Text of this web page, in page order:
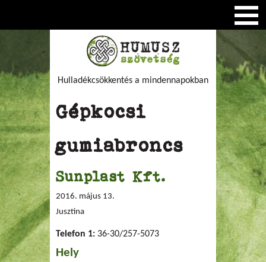
Hulladékcsökkentés a mindennapokban
Gépkocsi
gumiabroncs
Sunplast Kft.
2016. május 13.
Jusztina
Telefon 1: 36-30/257-5073
Hely